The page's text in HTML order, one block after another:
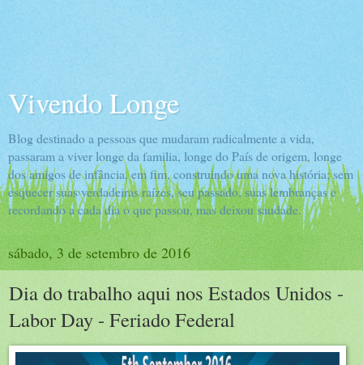
Vivendo Longe
Blog destinado a pessoas que mudaram radicalmente a vida,
passaram a viver longe da familia, longe do País de origem, longe
dos amigos de infância, em fim, construindo uma nova história; sem
esquecer suas verdadeiras raízes, seu passado, suas lembranças e
recordando a cada dia o que passou, mas deixou saudade.
sábado, 3 de setembro de 2016
Dia do trabalho aqui nos Estados Unidos -
Labor Day - Feriado Federal